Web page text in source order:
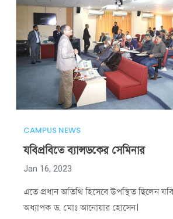
CAMPUS NEWS
যবিপ্রবিতে ব্যান্সডকের সেমিনার
Jan 16, 2023
এতে প্রধান অতিথি হিসেবে উপস্থিত ছিলেন
অধ্যাপক ড. মোঃ আনোয়ার হোসেন।